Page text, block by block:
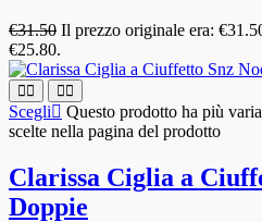
€31.50 Il prezzo originale era:
€25.80.
Scegli
Questo prodotto ha più
scelte nella pagina del prodotto
Clarissa Ciglia a
Doppie